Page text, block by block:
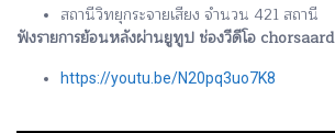
สถานีวิทยุกระจายเสียง จำนวน 421 สถานี
ฟังรายการย้อนหลังผ่านยูทูป ช่องวีดีโอ chorsaard
https://youtu.be/N20pq3uo7K8